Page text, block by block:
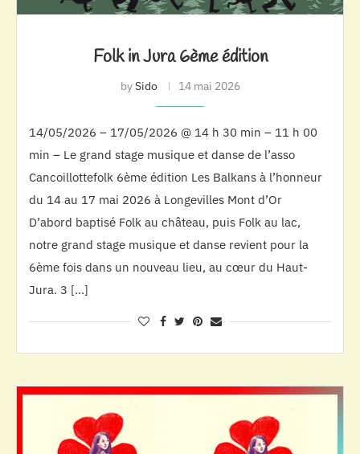
Folk in Jura 6ème édition
bySido 14 mai 2026
14/05/2026 – 17/05/2026 @ 14 h 30 min – 11 h 00
min – Le grand stage musique et danse de l’asso
Cancoillottefolk 6ème édition Les Balkans à l’honneur
du 14 au 17 mai 2026 à Longevilles Mont d’Or
D’abord baptisé Folk au château, puis Folk au lac,
notre grand stage musique et danse revient pour la
6ème fois dans un nouveau lieu, au cœur du Haut-
Jura. 3 […]